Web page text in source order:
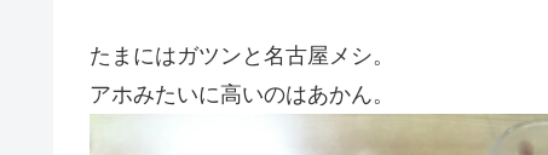
たまにはガツンと名古屋メシ。
アホみたいに高いのはあかん。